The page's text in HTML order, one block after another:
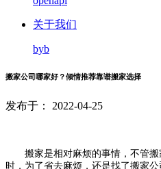
关于我们
byb
搬家公司哪家好？倾情推荐靠谱搬家选择
发布于： 2022-04-25
搬家是相对麻烦的事情，不管
时，为了省去麻烦，还是找了搬家公